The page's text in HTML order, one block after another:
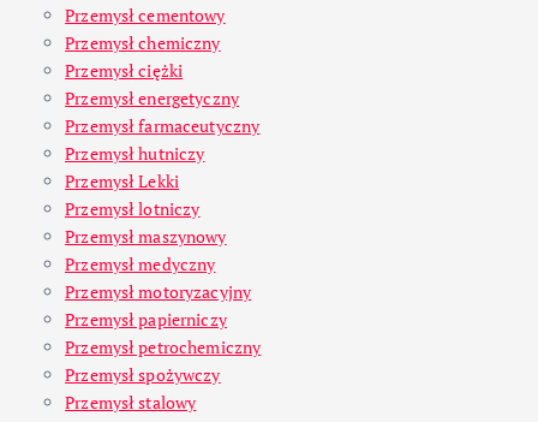
Przemysł cementowy
Przemysł chemiczny
Przemysł ciężki
Przemysł energetyczny
Przemysł farmaceutyczny
Przemysł hutniczy
Przemysł Lekki
Przemysł lotniczy
Przemysł maszynowy
Przemysł medyczny
Przemysł motoryzacyjny
Przemysł papierniczy
Przemysł petrochemiczny
Przemysł spożywczy
Przemysł stalowy